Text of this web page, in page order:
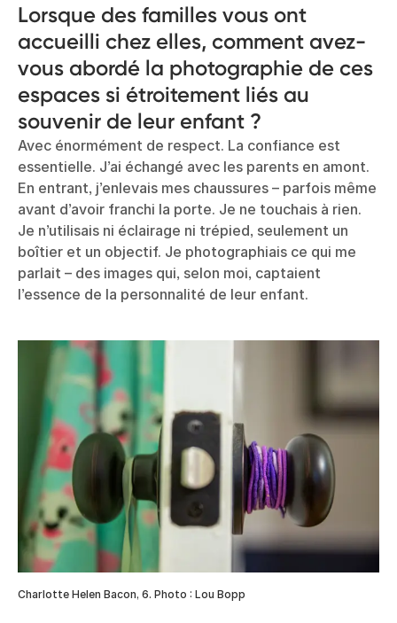
Lorsque des familles vous ont
accueilli chez elles, comment avez-
vous abordé la photographie de ces
espaces si étroitement liés au
souvenir de leur enfant ?
Avec énormément de respect. La confiance est
essentielle. J’ai échangé avec les parents en amont.
En entrant, j’enlevais mes chaussures – parfois même
avant d’avoir franchi la porte. Je ne touchais à rien.
Je n’utilisais ni éclairage ni trépied, seulement un
boîtier et un objectif. Je photographiais ce qui me
parlait – des images qui, selon moi, captaient
l’essence de la personnalité de leur enfant.
Charlotte Helen Bacon, 6. Photo : Lou Bopp